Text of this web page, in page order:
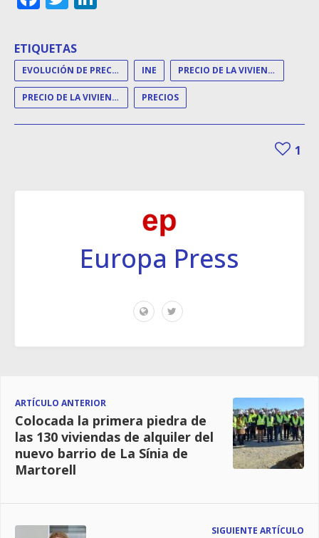
ETIQUETAS
EVOLUCIÓN DE PRECIOS INE PRECIO DE LA VIVIENDA
PRECIO DE LA VIVIENDA LIBRE PRECIOS
1
Europa Press
ARTÍCULO ANTERIOR
Colocada la primera piedra de
las 130 viviendas de alquiler del
nuevo barrio de La Sínia de
Martorell
SIGUIENTE ARTÍCULO